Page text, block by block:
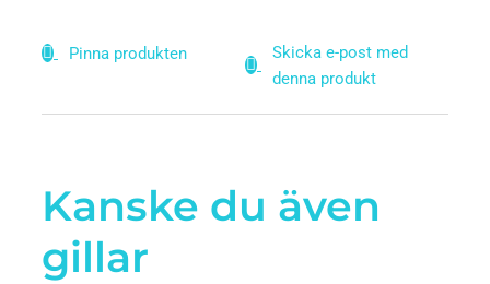
Pinna produkten
Skicka e-post med
denna produkt
Kanske du även
gillar